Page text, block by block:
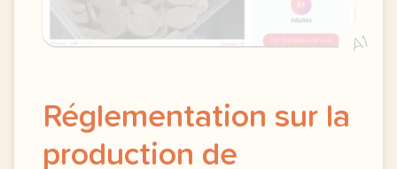
A1
Réglementation sur la
production de